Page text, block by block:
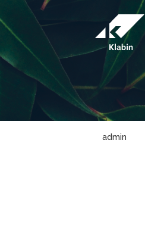
Pular para o Conteúdo principal
admin